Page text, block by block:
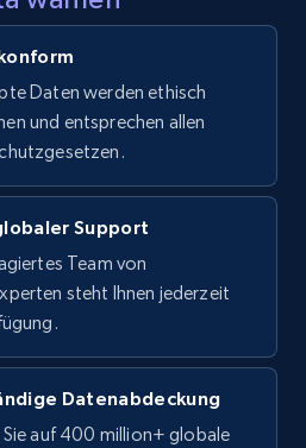
Title, Headline, Post
more.
Gratis testen
new posts
Title, Headline, Post
more.
Daten werden ethisch
und entsprechen allen
Support
Team von
steht Ihnen jederzeit
Datenabdeckung
Sie auf 400 million+ globale